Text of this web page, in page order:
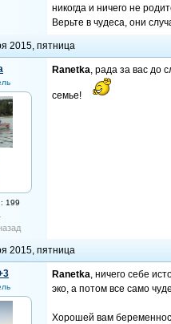
никогда и ничего не
Верьте в чудеса, они
2015, пятница
199
Ranetka, рада за вас до
семье!
2015, пятница
Ranetka, ничего себе
эко, а потом все само
Хорошей вам